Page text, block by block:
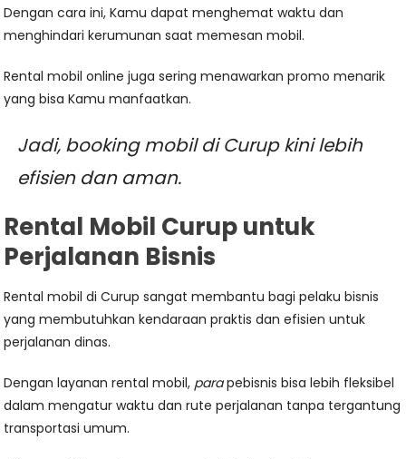
Dengan cara ini, Kamu dapat menghemat waktu dan
menghindari kerumunan saat memesan mobil.
Rental mobil online juga sering menawarkan promo menarik
yang bisa Kamu manfaatkan.
Jadi, booking mobil di Curup kini lebih
efisien dan aman.
Rental Mobil Curup untuk
Perjalanan Bisnis
Rental mobil di Curup sangat membantu bagi pelaku bisnis
yang membutuhkan kendaraan praktis dan efisien untuk
perjalanan dinas.
Dengan layanan rental mobil, parapebisnis bisa lebih fleksibel
dalam mengatur waktu dan rute perjalanan tanpa tergantung
transportasi umum.